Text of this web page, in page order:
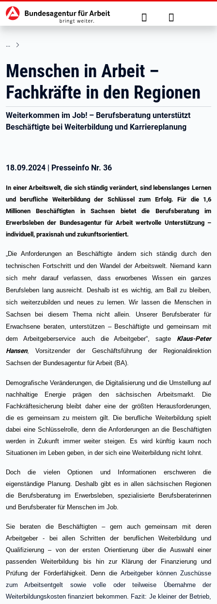
zu den Hauptinhalten springen
Hauptnavigation Suche Anmelden
Menschen in Arbeit –
Fachkräfte in den Regionen
Weiterkommen im Job! – Berufsberatung unterstützt
Beschäftigte bei Weiterbildung und Karriereplanung
18.09.2024 | Presseinfo Nr. 36
In einer Arbeitswelt, die sich ständig verändert, sind lebenslanges Lernen
und berufliche Weiterbildung der Schlüssel zum Erfolg. Für die 1,6
Millionen Beschäftigten in Sachsen bietet die Berufsberatung im
Erwerbsleben der Bundesagentur für Arbeit wertvolle Unterstützung –
individuell, praxisnah und zukunftsorientiert.
„Die Anforderungen an Beschäftigte ändern sich ständig durch den
technischen Fortschritt und den Wandel der Arbeitswelt. Niemand kann
sich mehr darauf verlassen, dass erworbenes Wissen ein ganzes
Berufsleben lang ausreicht. Deshalb ist es wichtig, am Ball zu bleiben,
sich weiterzubilden und neues zu lernen. Wir lassen die Menschen in
Sachsen bei diesem Thema nicht allein. Unserer Berufsberater für
Erwachsene beraten, unterstützen – Beschäftigte und gemeinsam mit
dem Arbeitgeberservice auch die Arbeitgeber“, sagte Klaus-Peter
Hansen, Vorsitzender der Geschäftsführung der Regionaldirektion
Sachsen der Bundesagentur für Arbeit (BA).
Demografische Veränderungen, die Digitalisierung und die Umstellung auf
nachhaltige Energie prägen den sächsischen Arbeitsmarkt. Die
Fachkräftesicherung bleibt daher eine der größten Herausforderungen,
die es gemeinsam zu meistern gilt. Die berufliche Weiterbildung spielt
dabei eine Schlüsselrolle, denn die Anforderungen an die Beschäftigten
werden in Zukunft immer weiter steigen. Es wird künftig kaum noch
Situationen im Leben geben, in der sich eine Weiterbildung nicht lohnt.
Doch die vielen Optionen und Informationen erschweren die
eigenständige Planung. Deshalb gibt es in allen sächsischen Regionen
die Berufsberatung im Erwerbsleben, spezialisierte Berufsberaterinnen
und Berufsberater für Menschen im Job.
Sie beraten die Beschäftigten – gern auch gemeinsam mit deren
Arbeitgeber - bei allen Schritten der beruflichen Weiterbildung und
Qualifizierung – von der ersten Orientierung über die Auswahl einer
passenden Weiterbildung bis hin zur Klärung der Finanzierung und
Prüfung der Förderfähigkeit. Denn dieArbeitgeber können Zuschüsse
zum Arbeitsentgelt sowie volle oder teilweise Übernahme der
Weiterbildungskosten finanziert bekommen. Fazit: Je kleiner der Betrieb,